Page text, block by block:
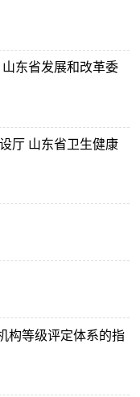
东省发展和改革委
厅 山东省卫生健康
构等级评定体系的指